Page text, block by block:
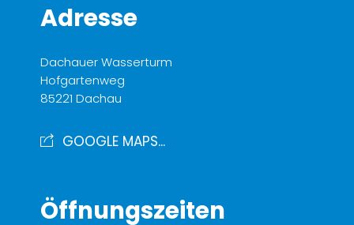
Adresse
Dachauer Wasserturm
Hofgartenweg
85221 Dachau
GOOGLE MAPS...
Öffnungszeiten